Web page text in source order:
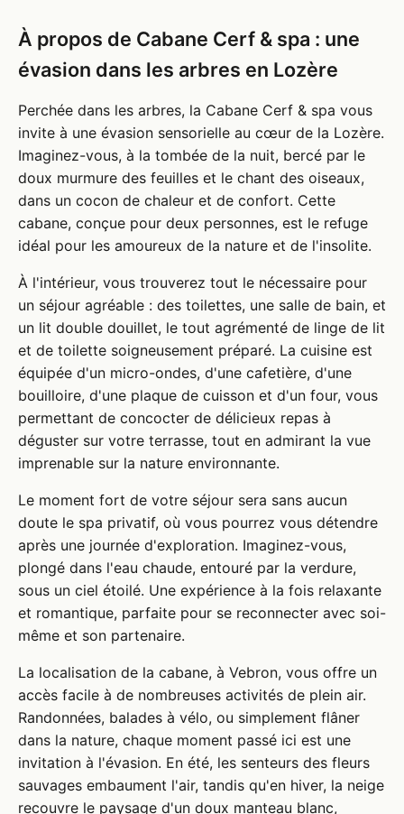
À propos de Cabane Cerf & spa : une
évasion dans les arbres en Lozère
Perchée dans les arbres, la Cabane Cerf & spa vous
invite à une évasion sensorielle au cœur de la Lozère.
Imaginez-vous, à la tombée de la nuit, bercé par le
doux murmure des feuilles et le chant des oiseaux,
dans un cocon de chaleur et de confort. Cette
cabane, conçue pour deux personnes, est le refuge
idéal pour les amoureux de la nature et de l'insolite.
À l'intérieur, vous trouverez tout le nécessaire pour
un séjour agréable : des toilettes, une salle de bain, et
un lit double douillet, le tout agrémenté de linge de lit
et de toilette soigneusement préparé. La cuisine est
équipée d'un micro-ondes, d'une cafetière, d'une
bouilloire, d'une plaque de cuisson et d'un four, vous
permettant de concocter de délicieux repas à
déguster sur votre terrasse, tout en admirant la vue
imprenable sur la nature environnante.
Le moment fort de votre séjour sera sans aucun
doute le spa privatif, où vous pourrez vous détendre
après une journée d'exploration. Imaginez-vous,
plongé dans l'eau chaude, entouré par la verdure,
sous un ciel étoilé. Une expérience à la fois relaxante
et romantique, parfaite pour se reconnecter avec soi-
même et son partenaire.
La localisation de la cabane, à Vebron, vous offre un
accès facile à de nombreuses activités de plein air.
Randonnées, balades à vélo, ou simplement flâner
dans la nature, chaque moment passé ici est une
invitation à l'évasion. En été, les senteurs des fleurs
sauvages embaument l'air, tandis qu'en hiver, la neige
recouvre le paysage d'un doux manteau blanc,